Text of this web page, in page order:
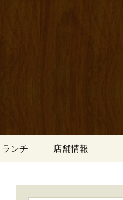
式ブ
にも一人飲みの
ランチ 店舗情報